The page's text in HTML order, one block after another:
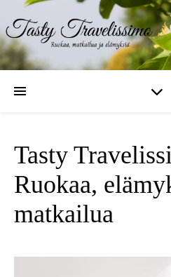
Tasty
Ruokaa,
matkailua